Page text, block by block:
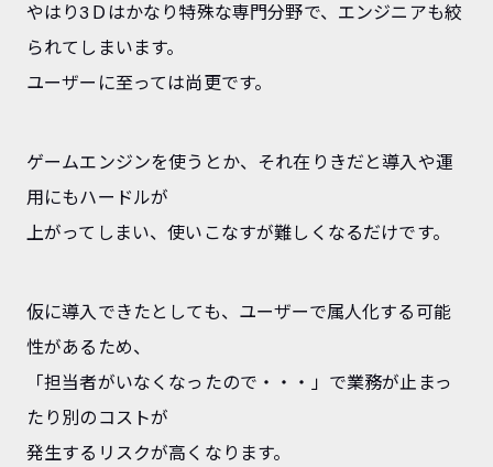
やはり3Ｄはかなり特殊な専門分野で、エンジニアも絞
られてしまいます。
ユーザーに至っては尚更です。
ゲームエンジンを使うとか、それ在りきだと導入や運
用にもハードルが
上がってしまい、使いこなすが難しくなるだけです。
仮に導入できたとしても、ユーザーで属人化する可能
性があるため、
「担当者がいなくなったので・・・」で業務が止まっ
たり別のコストが
発生するリスクが高くなります。